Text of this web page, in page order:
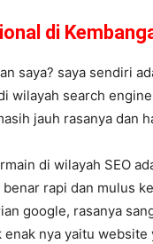
di
saya? saya sendiri
wilayah search
jauh rasanya dan
di wilayah SEO
rapi dan mulus
google, rasanya
nya yaitu